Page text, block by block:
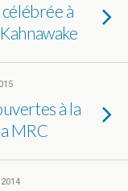
à
à la
MRC